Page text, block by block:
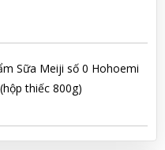
thiếc 800g)
Sữa Meiji số 0 Hohoemi
thiếc 800g)